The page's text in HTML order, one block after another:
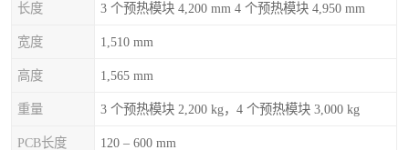
长度 3 个预热模块 4,200 mm 4 个预热模块 4,950 mm
宽度 1,510 mm
高度 1,565 mm
重量 3 个预热模块 2,200 kg，4 个预热模块 3,000 kg
PCB长度 120 – 600 mm